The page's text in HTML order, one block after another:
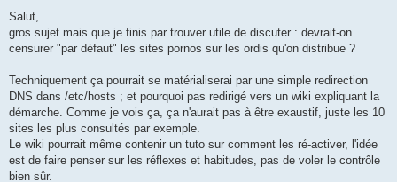
s
a
g
Salut,
gros sujet mais que je finis par trouver utile de discuter : devrait-on
censurer "par défaut" les sites pornos sur les ordis qu'on distribue ?
Techniquement ça pourrait se matérialiserai par une simple redirection
DNS dans /etc/hosts ; et pourquoi pas redirigé vers un wiki expliquant la
démarche. Comme je vois ça, ça n'aurait pas à être exaustif, juste les 10
sites les plus consultés par exemple.
Le wiki pourrait même contenir un tuto sur comment les ré-activer, l'idée
est de faire penser sur les réflexes et habitudes, pas de voler le contrôle
bien sûr.